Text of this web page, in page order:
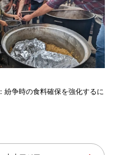
紛争時の食料確保を強化するに